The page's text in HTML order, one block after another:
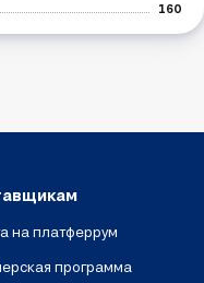
160
на платферрум
программа